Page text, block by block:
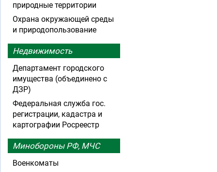
природные территории
Охрана окружающей среды
и природопользование
Недвижимость
Департамент городского
имущества (объединено с
ДЗР)
Федеральная служба гос.
регистрации, кадастра и
картографии Росреестр
Минобороны РФ, МЧС
Военкоматы